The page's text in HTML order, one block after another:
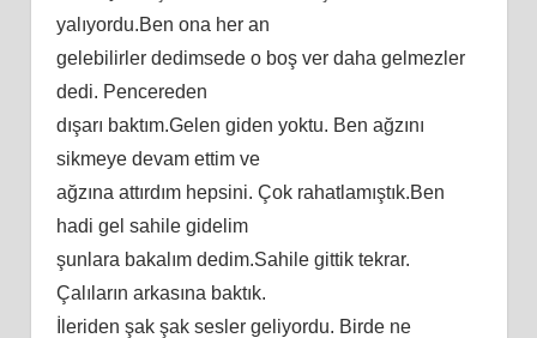
yalıyordu.Ben ona her an
gelebilirler dedimsede o boş ver daha gelmezler
dedi. Pencereden
dışarı baktım.Gelen giden yoktu. Ben ağzını
sikmeye devam ettim ve
ağzına attırdım hepsini. Çok rahatlamıştık.Ben
hadi gel sahile gidelim
şunlara bakalım dedim.Sahile gittik tekrar.
Çalıların arkasına baktık.
İleriden şak şak sesler geliyordu. Birde ne